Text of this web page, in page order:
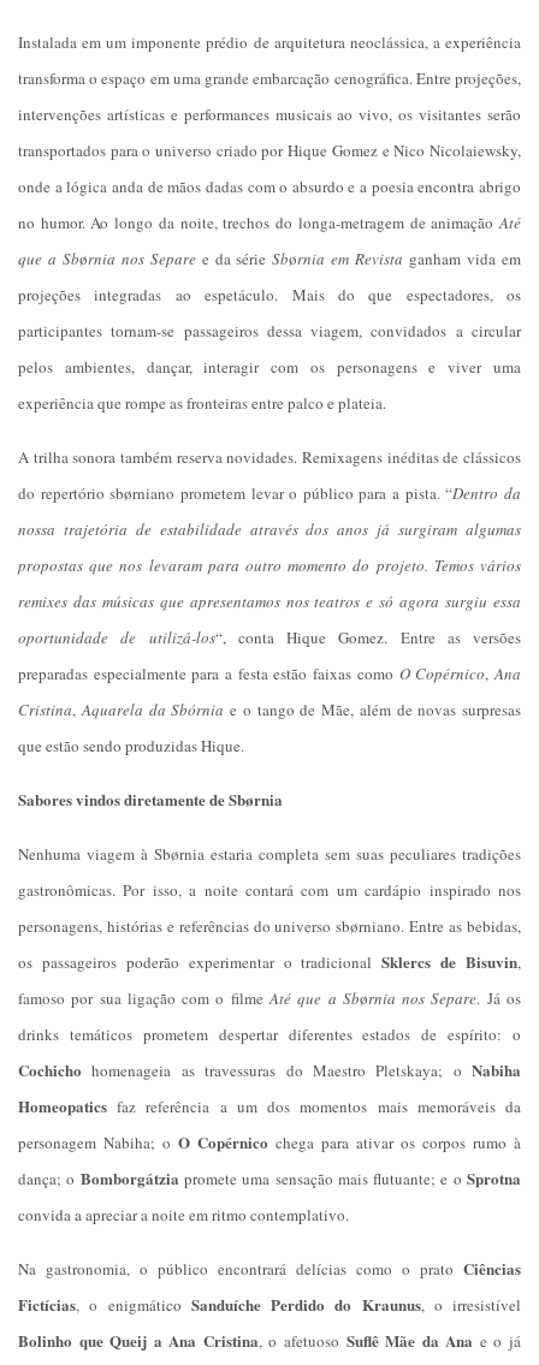
Instalada em um imponente prédio de arquitetura neoclássica, a experiência
transforma o espaço em uma grande embarcação cenográfica. Entre projeções,
intervenções artísticas e performances musicais ao vivo, os visitantes serão
transportados para o universo criado por Hique Gomez e Nico Nicolaiewsky,
onde a lógica anda de mãos dadas com o absurdo e a poesia encontra abrigo
no humor. Ao longo da noite, trechos do longa-metragem de animaçãoAté
que a Sbørnia nos Separee da sérieSbørnia em Revista ganham vida em
projeções integradas ao espetáculo. Mais do que espectadores, os
participantes tornam-se passageiros dessa viagem, convidados a circular
pelos ambientes, dançar, interagir com os personagens e viver uma
experiência que rompe as fronteiras entre palco e plateia.
A trilha sonora também reserva novidades. Remixagens inéditas de clássicos
do repertório sbørniano prometem levar o público para a pista. “Dentro da
nossa trajetória de estabilidade através dos anos já surgiram algumas
propostas que nos levaram para outro momento do projeto. Temos vários
remixes das músicas que apresentamos nos teatros e só agora surgiu essa
oportunidade de utilizá-los“, conta Hique Gomez. Entre as versões
preparadas especialmente para a festa estão faixas como O Copérnico,Ana
Cristina,Aquarela da Sbórnia e o tango de Mãe, além de novas surpresas
que estão sendo produzidas Hique.
Sabores vindos diretamente de Sbørnia
Nenhuma viagem à Sbørnia estaria completa sem suas peculiares tradições
gastronômicas. Por isso, a noite contará com um cardápio inspirado nos
personagens, histórias e referências do universo sbørniano. Entre as bebidas,
os passageiros poderão experimentar o tradicionalSklercs de Bisuvin,
famoso por sua ligação com o filmeAté que a Sbørnia nos Separe. Já os
drinks temáticos prometem despertar diferentes estados de espírito: o
Cochicho homenageia as travessuras do Maestro Pletskaya; o Nabiha
Homeopatics faz referência a um dos momentos mais memoráveis da
personagem Nabiha; o O Copérnico chega para ativar os corpos rumo à
dança; o Bomborgátzia promete uma sensação mais flutuante; e oSprotna
convida a apreciar a noite em ritmo contemplativo.
Na gastronomia, o público encontrará delícias como o prato Ciências
Fictícias, o enigmático Sanduíche Perdido do Kraunus, o irresistível
Bolinho que Queij a Ana Cristina, o afetuoso Suflê Mãe da Ana e o já